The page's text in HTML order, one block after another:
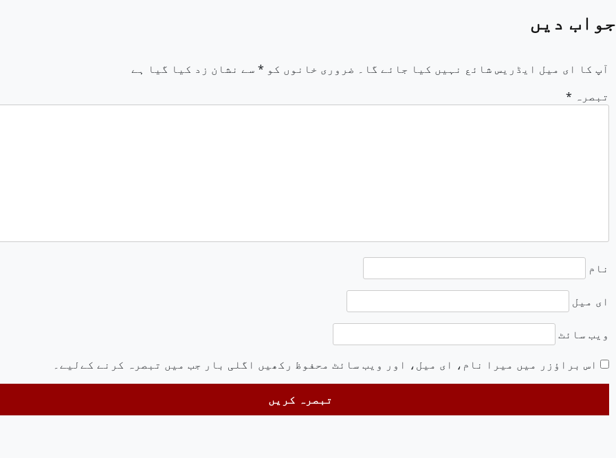
جواب دیں
آپ کا ای میل ایڈریس شائع نہیں کیا جائے گا۔ ضروری خانوں کو * سے نشان زد کیا گیا ہے
تبصرہ *
نام
ای میل
ویب‌ سائٹ
اس براؤزر میں میرا نام، ای میل، اور ویب سائٹ محفوظ رکھیں اگلی بار جب میں تبصرہ کرنے کےلیے۔